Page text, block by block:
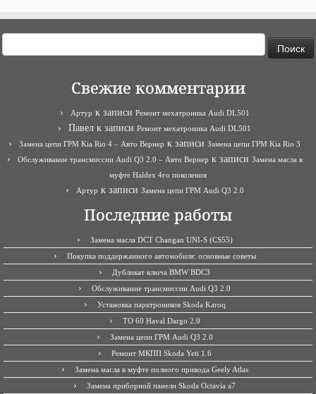
Свежие комментарии
Артур к записи Ремонт мехатроника Audi DL501
Павел к записи Ремонт мехатроника Audi DL501
Замена цепи ГРМ Kia Rio 4 – Авто Вернер к записи Замена цепи ГРМ Kia Rio 3
Обслуживание трансмиссии Audi Q3 2.0 – Авто Вернер к записи Замена масла в
муфте Haldex 4го поколения
Артур к записи Замена цепи ГРМ Audi Q3 2.0
Последние работы
Замена масла DCT Changan UNI-S (CS55)
Покупка поддержанного автомобиля: основные советы
Дубликат ключа BMW BDC3
Обслуживание трансмиссии Audi Q3 2.0
Установка парктроников Skoda Karoq
ТО 60 Haval Dargo 2.0
Замена цепи ГРМ Audi Q3 2.0
Ремонт МКПП Skoda Yeti 1.6
Замена масла в муфте полного привода Geely Atlas
Замена приборной панели Skoda Octavia a7